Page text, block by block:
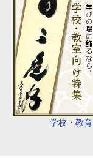
学校・教育